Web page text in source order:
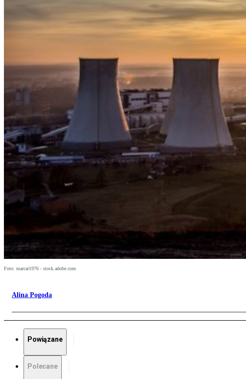
Foto: marcar1976 - stock.adobe.com
Alina Pogoda
Powiązane
Polecane